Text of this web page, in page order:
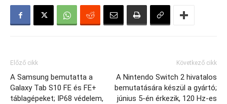
Előző cikk
A Samsung bemutatta a
Galaxy Tab S10 FE és FE+
táblagépeket; IP68 védelem,
Következő cikk
A Nintendo Switch 2 hivatalos
bemutatására készül a gyártó;
június 5-én érkezik, 120 Hz-es